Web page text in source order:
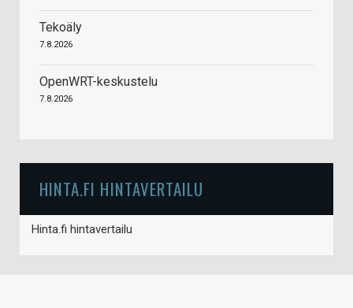
Tekoäly
7.8.2026
OpenWRT-keskustelu
7.8.2026
HINTA.FI HINTAVERTAILU
Hinta.fi hintavertailu